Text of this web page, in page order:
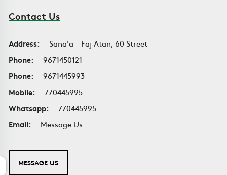
Contact Us
Address:
Sana'a - Faj Atan, 60 Street
Phone:
9671450121
Phone:
9671445993
Mobile:
770445995
Whatsapp:
770445995
Email:
Message Us
MESSAGE US